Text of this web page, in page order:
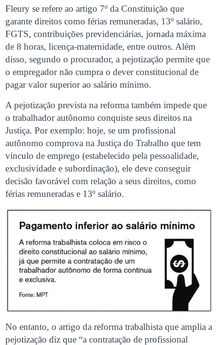
Fleury se refere ao artigo 7º da Constituição que
garante direitos como férias remuneradas, 13º salário,
FGTS, contribuições previdenciárias, jornada máxima
de 8 horas, licença-maternidade, entre outros. Além
disso, segundo o procurador, a pejotização permite que
o empregador não cumpra o dever constitucional de
pagar valor superior ao salário mínimo.
A pejotização prevista na reforma também impede que
o trabalhador autônomo conquiste seus direitos na
Justiça. Por exemplo: hoje, se um profissional
autônomo comprova na Justiça do Trabalho que tem
vínculo de emprego (estabelecido pela pessoalidade,
exclusividade e subordinação), ele deve conseguir
decisão favorável com relação a seus direitos, como
férias remuneradas e 13º salário.
No entanto, o artigo da reforma trabalhista que amplia a
pejotização diz que “a contratação de profissional